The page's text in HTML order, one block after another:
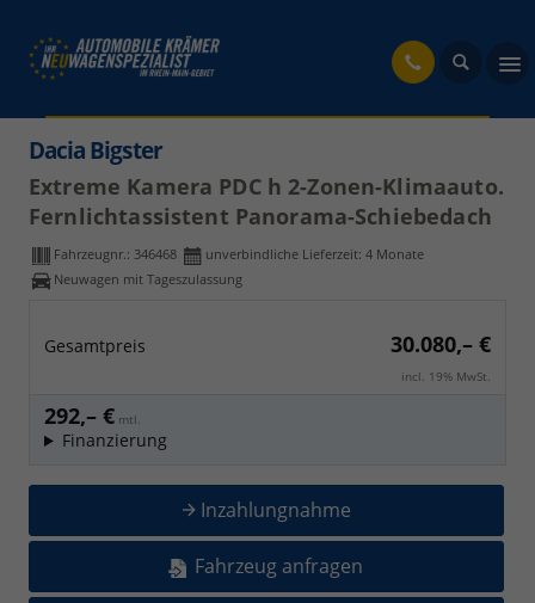
Dacia Bigster
Extreme Kamera PDC h 2-Zonen-Klimaauto.
Fernlichtassistent Panorama-Schiebedach
Fahrzeugnr.: 346468 unverbindliche Lieferzeit: 4 Monate
Neuwagen mit Tageszulassung
Gesamtpreis 30.080,– €
incl. 19% MwSt.
292,– € mtl.
Finanzierung
Inzahlungnahme
Fahrzeug anfragen